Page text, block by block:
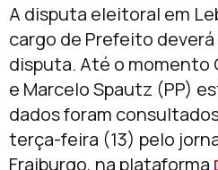
A disputa eleitoral em
cargo de Prefeito
disputa. Até o momento
e Marcelo Spautz (PP)
dados foram
terça-feira (13) pelo
Fraiburgo, na plataforma